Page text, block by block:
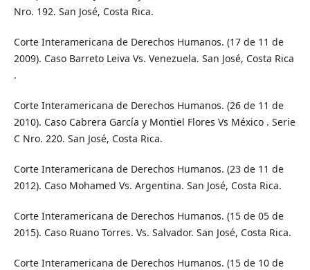
Nro. 192. San José, Costa Rica.
Corte Interamericana de Derechos Humanos. (17 de 11 de
2009). Caso Barreto Leiva Vs. Venezuela. San José, Costa Rica
.
Corte Interamericana de Derechos Humanos. (26 de 11 de
2010). Caso Cabrera García y Montiel Flores Vs México . Serie
C Nro. 220. San José, Costa Rica.
Corte Interamericana de Derechos Humanos. (23 de 11 de
2012). Caso Mohamed Vs. Argentina. San José, Costa Rica.
Corte Interamericana de Derechos Humanos. (15 de 05 de
2015). Caso Ruano Torres. Vs. Salvador. San José, Costa Rica.
Corte Interamericana de Derechos Humanos. (15 de 10 de